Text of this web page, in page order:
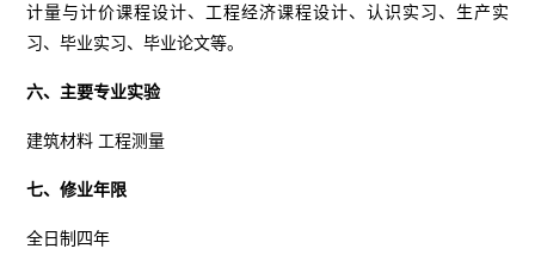
计量与计价课程设计、工程经济课程设计、认识实习、生产实
习、毕业实习、毕业论文等。
六、主要专业实验
建筑材料 工程测量
七、修业年限
全日制四年